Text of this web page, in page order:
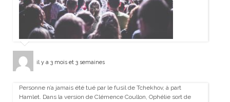
il y a 3 mois et 3 semaines
Personne n’a jamais été tué par le fusil de Tchekhov, à part
Hamlet. Dans la version de Clémence Coullon, Ophélie sort de